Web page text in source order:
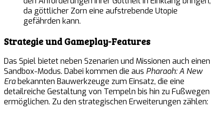
da göttlicher Zorn eine aufstrebende Utopie
gefährden kann.
Strategie und Gameplay-Features
Das Spiel bietet neben Szenarien und Missionen auch einen
Sandbox-Modus. Dabei kommen die aus Pharaoh: A New
Erabekannten Bauwerkzeuge zum Einsatz, die eine
detailreiche Gestaltung von Tempeln bis hin zu Fußwegen
ermöglichen. Zu den strategischen Erweiterungen zählen: